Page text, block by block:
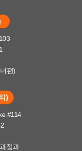
편)
)
#114
점과